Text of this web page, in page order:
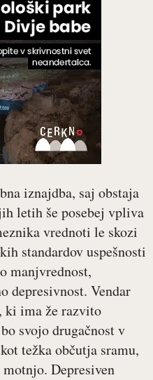
iznajdba, saj obstaja
letih še posebej vpliva
vrednoti le skozi
standardov uspešnosti
manjvrednost,
depresivnost. Vendar
ki ima že razvito
svojo drugačnost v
težka občutja sramu,
Depresiven